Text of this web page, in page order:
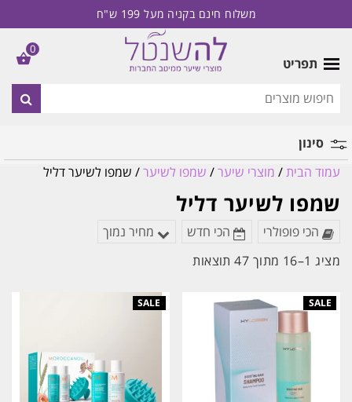
משלוח חינם בקניה מעל 199 ש"ח
תפריט
סינון
מותג
עמוד הבית/ מוצרי שיער/ שמפו לשיער/ שמפו לשיער דליל
שמפו לשיער דליל
הכי פופולרי הכי חדש
מחיר נמוך
מציג 1–16 מתוך 47 תוצאות
ממוין
הפריט
0